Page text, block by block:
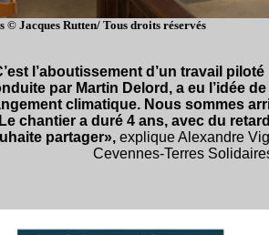
© Jacques Rutten/ Tous droits réservés
l’aboutissement d’un travail
par Martin Delord, a eu l’idée
climatique. Nous sommes
Le chantier a duré 4 ans, avec du
partager», explique Alexandre
Cevennes-Terres